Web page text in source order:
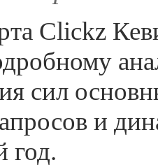
Clickz
сил
и
год.